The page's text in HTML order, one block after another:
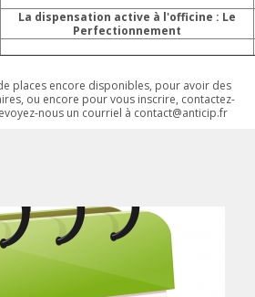
La dispensation active à l'officine : Le
Perfectionnement
places encore disponibles, pour avoir des
ou encore pour vous inscrire, contactez-
nous un courriel à contact@anticip.fr